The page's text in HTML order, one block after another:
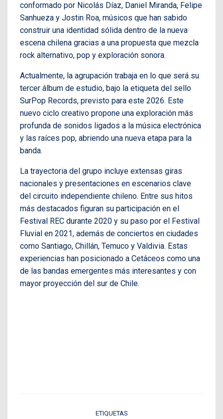
conformado por Nicolás Díaz, Daniel Miranda, Felipe
Sanhueza y Jostin Roa, músicos que han sabido
construir una identidad sólida dentro de la nueva
escena chilena gracias a una propuesta que mezcla
rock alternativo, pop y exploración sonora.
Actualmente, la agrupación trabaja en lo que será su
tercer álbum de estudio, bajo la etiqueta del sello
SurPop Records, previsto para este 2026. Este
nuevo ciclo creativo propone una exploración más
profunda de sonidos ligados a la música electrónica
y las raíces pop, abriendo una nueva etapa para la
banda.
La trayectoria del grupo incluye extensas giras
nacionales y presentaciones en escenarios clave
del circuito independiente chileno. Entre sus hitos
más destacados figuran su participación en el
Festival REC durante 2020 y su paso por el Festival
Fluvial en 2021, además de conciertos en ciudades
como Santiago, Chillán, Temuco y Valdivia. Estas
experiencias han posicionado a Cetáceos como una
de las bandas emergentes más interesantes y con
mayor proyección del sur de Chile.
ETIQUETAS